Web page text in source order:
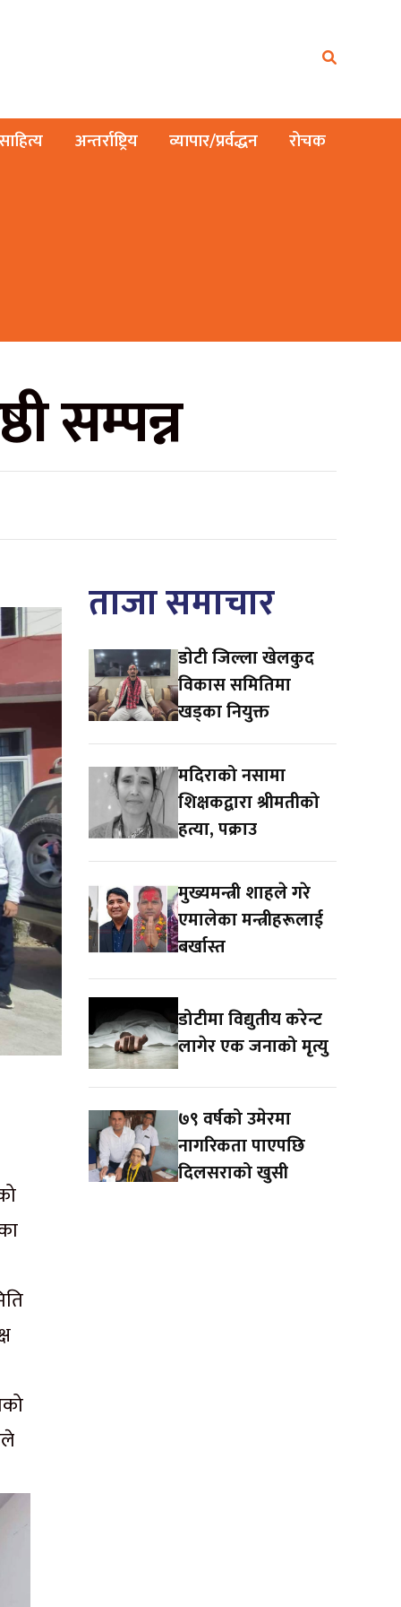
अन्तर्राष्ट्रिय व्यापार/प्रर्वद्धन रोचक
सम्पन्न
ताजा समाचार
डाेटी जिल्ला खेलकुद
विकास समितिमा
खड्का नियुक्त
मदिराको नसामा
शिक्षकद्वारा श्रीमतीको
हत्या, पक्राउ
मुख्यमन्त्री शाहले गरे
एमालेका मन्त्रीहरूलाई
बर्खास्त
डोटीमा विद्युतीय करेन्ट
लागेर एक जनाको मृत्यु
७९ वर्षको उमेरमा
नागरिकता पाएपछि
दिलसराको खुसी